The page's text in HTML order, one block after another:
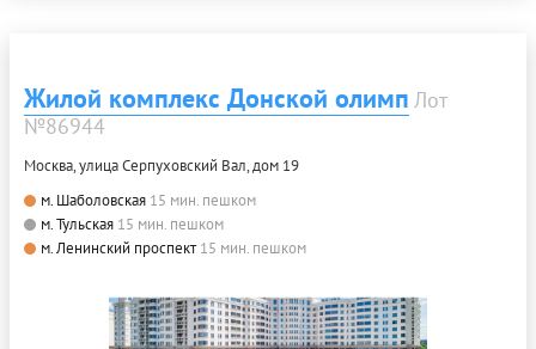
Жилой комплекс Донской олимп Лот
№86944
Москва, улица Серпуховский Вал, дом 19
м. Шаболовская 15 мин. пешком
м. Тульская 15 мин. пешком
м. Ленинский проспект 15 мин. пешком